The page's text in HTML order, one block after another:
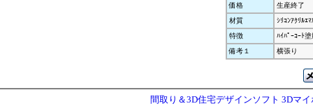
価格
生産終了
材質
ｼﾘｺﾝｱｸﾘﾙｴ
特徴
ﾊｲﾊﾟｰｺｰﾄ
備考１
横張り
間取り＆3D住宅デザインソフト 3Dマ